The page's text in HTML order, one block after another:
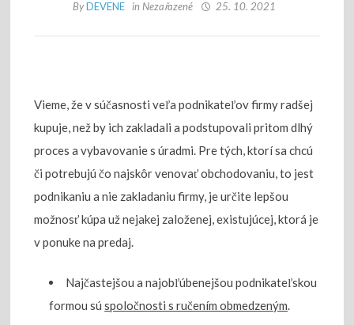
ByDEVENE in Nezařazené 25. 10. 2021
Vieme, že v súčasnosti veľa podnikateľov firmy radšej
kupuje, než by ich zakladali a podstupovali pritom dlhý
proces a vybavovanie s úradmi. Pre tých, ktorí sa chcú
či potrebujú čo najskôr venovať obchodovaniu, to jest
podnikaniu a nie zakladaniu firmy, je určite lepšou
možnosť kúpa už nejakej založenej, existujúcej, ktorá je
v ponuke na predaj.
Najčastejšou a najobľúbenejšou podnikateľskou
formou súspoločnosti s ručením obmedzeným.